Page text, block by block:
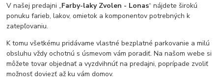
V našej predajni „Farby-laky Zvolen - Lonas“ nájdete širokú
ponuku farieb, lakov, omietok a komponentov potrebných k
zatepľovaniu.
K tomu všetkému pridávame vlastné bezplatné parkovanie a milú
obsluhu vždy ochotnú s úsmevom vám poradiť. Na našom webe si
môžete tovar objednať a vyzdvihnúť na predajni, poprípade zvoliť
možnosť doviezť až ku vám domov.